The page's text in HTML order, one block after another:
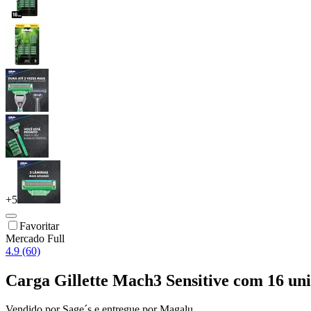
+5
Favoritar
Mercado Full
4.9 (60)
Carga Gillette Mach3 Sensitive com 16